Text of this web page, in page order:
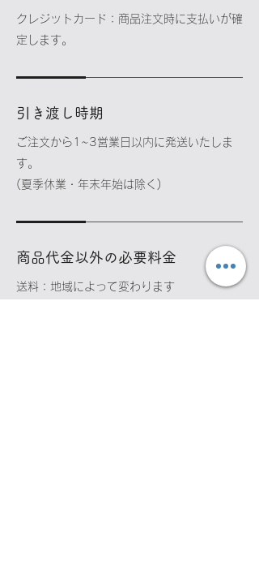
クレジットカード：商品注文時に支払いが確
定します。
引き渡し時期
ご注文から1~3営業日以内に発送いたしま
す。
(夏季休業・年末年始は除く)
商品代金以外の必要料金
送料：地域によって変わります